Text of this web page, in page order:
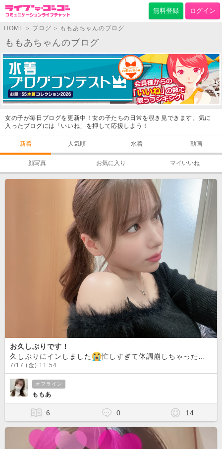
無料登録 ログイン
HOME > ブログ > ももあちゃんのブログ
ももあちゃんのブログ
女の子が毎日ブログを更新中！女の子たちの日常を覗き見できます。気に
入ったブログには「いいね」を押して応援しよう！
新着 人気順 水着 動画
顔写真 お気に入り マイいいね
お久しぶりです！
久しぶりにインしました
忙しすぎて体調崩しちゃったからなかなかこっちに戻って来れなくてみんなごめんね?🥲?これからはちょこちょこ開くのでメッセージくれたら返してくからみんな久しぶりにお話しようね🫶🥲い
7/17 (金) 11:54
オフライン
ももあ
6 0 14